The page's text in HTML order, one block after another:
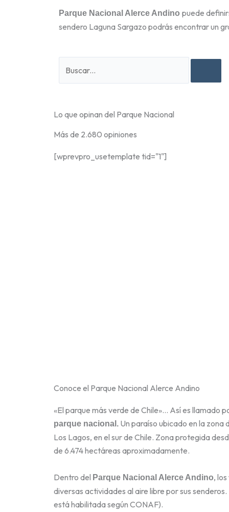
Parque Nacional Alerce Andino puede
sendero Laguna Sargazo podrás encontrar un
c
h
Lo que opinan del Parque Nacional
Más de 2.680 opiniones
[wprevpro_usetemplate tid="1"]
Conoce el Parque Nacional Alerce Andino
«El parque más verde de Chile»… Así es llamado
parque nacional. Un paraíso ubicado en la zona
Los Lagos, en el sur de Chile. Zona protegida
de 6.474 hectáreas aproximadamente.
Dentro del Parque Nacional Alerce Andino,
diversas actividades al aire libre por sus
está habilitada según CONAF).